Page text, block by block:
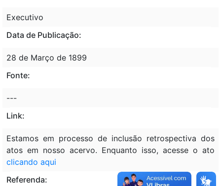
Executivo
Data de Publicação:
28 de Março de 1899
Fonte:
---
Link:
Estamos em processo de inclusão retrospectiva dos
atos em nosso acervo. Enquanto isso, acesse o ato
clicando aqui
Referenda: